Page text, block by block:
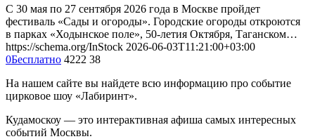
С 30 мая по 27 сентября 2026 года в Москве пройдет
фестиваль «Сады и огороды». Городские огороды откроются
в парках «Ходынское поле», 50-летия Октября, Таганском…
https://schema.org/InStock 2026-06-03T11:21:00+03:00
0Бесплатно 4222 38
На нашем сайте вы найдете всю информацию про событие
цирковое шоу «Лабиринт».
Кудамоскоу — это интерактивная афиша самых интересных
событий Москвы.